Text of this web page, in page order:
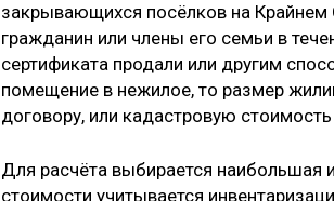
закрывающихся посёлков на Крайнем
гражданин или члены его семьи в
сертификата продали или другим
помещение в нежилое, то размер
договору, или кадастровую
Для расчёта выбирается наибольшая
стоимости учитывается